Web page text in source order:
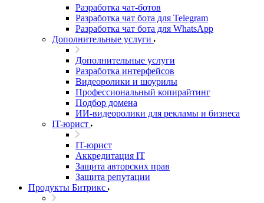
Разработка чат-ботов
Разработка чат бота для Telegram
Разработка чат бота для WhatsApp
Дополнительные услуги
Дополнительные услуги
Разработка интерфейсов
Видеоролики и шоурилы
Профессиональный копирайтинг
Подбор домена
ИИ-видеоролики для рекламы и бизнеса
IT-юрист
IT-юрист
Аккредитация IT
Защита авторских прав
Защита репутации
Продукты Битрикс